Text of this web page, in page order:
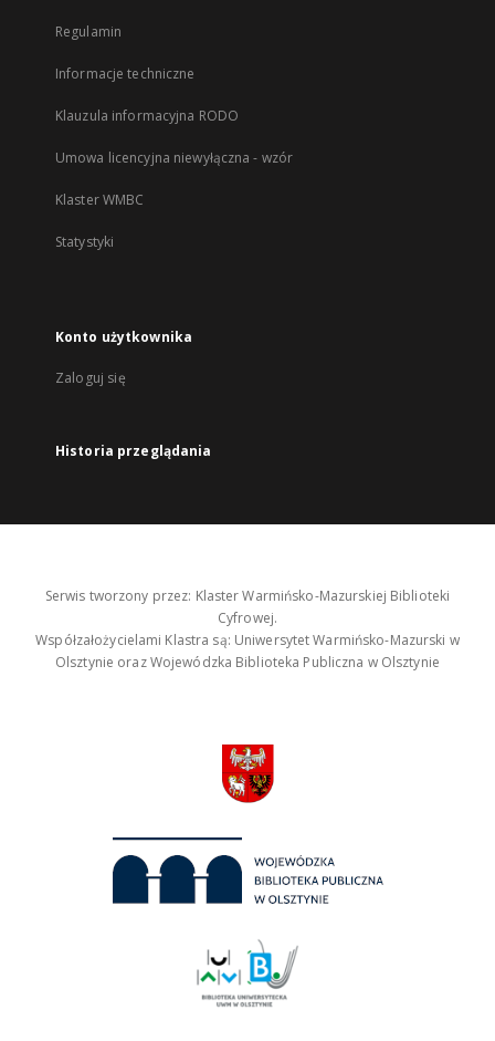
Regulamin
Informacje techniczne
Klauzula informacyjna RODO
Umowa licencyjna niewyłączna - wzór
Klaster WMBC
Statystyki
Konto użytkownika
Zaloguj się
Historia przeglądania
Serwis tworzony przez: Klaster Warmińsko-Mazurskiej Biblioteki
Cyfrowej.
Współzałożycielami Klastra są: Uniwersytet Warmińsko-Mazurski w
Olsztynie oraz Wojewódzka Biblioteka Publiczna w Olsztynie